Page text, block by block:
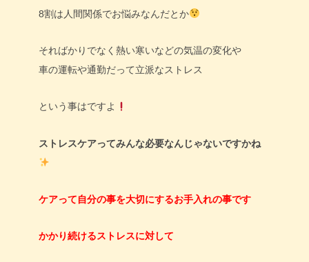
8割は人間関係でお悩みなんだとか
そればかりでなく熱い寒いなどの気温の変化や
車の運転や通勤だって立派なストレス
という事はですよ
ストレスケアってみんな必要なんじゃないですかね
ケアって自分の事を大切にするお手入れの事です
かかり続けるストレスに対して